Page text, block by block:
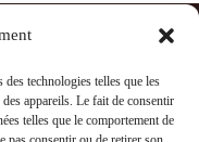
technologies telles que les
appareils. Le fait de consentir
telles que le comportement de
et cookies